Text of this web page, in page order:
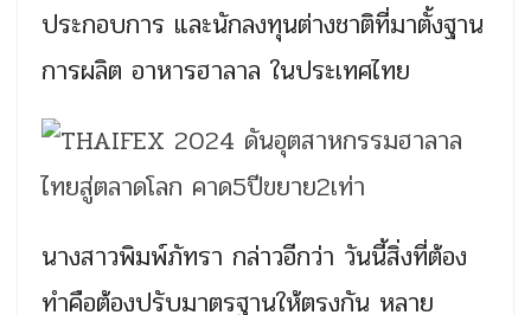
ประกอบการ และนักลงทุนต่างชาติที่มาตั้งฐาน
การผลิต อาหารฮาลาล ในประเทศไทย
นางสาวพิมพ์ภัทรา กล่าวอีกว่า วันนี้สิ่งที่ต้อง
ทำคือต้องปรับมาตรฐานให้ตรงกัน หลาย